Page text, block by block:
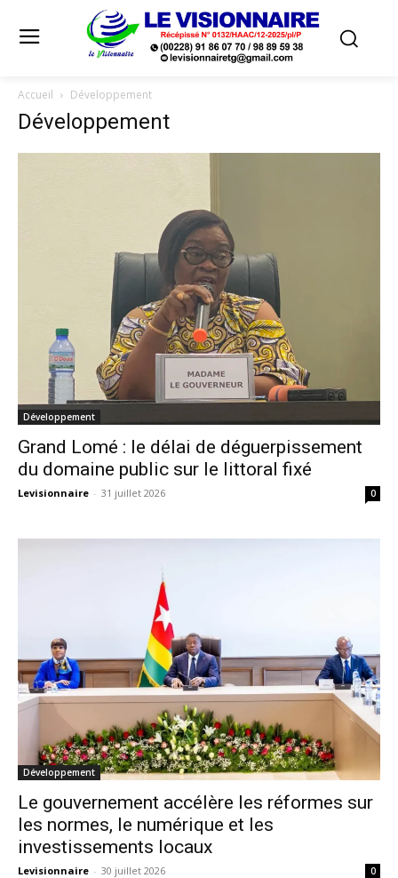
Accueil Développement
Développement
Développement
Grand Lomé : le délai de déguerpissement
du domaine public sur le littoral fixé
Levisionnaire - 31 juillet 2026 0
Développement
Le gouvernement accélère les réformes sur
les normes, le numérique et les
investissements locaux
Levisionnaire - 30 juillet 2026 0